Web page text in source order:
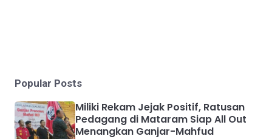
Popular Posts
Miliki Rekam Jejak Positif, Ratusan
Pedagang di Mataram Siap All Out
Menangkan Ganjar-Mahfud